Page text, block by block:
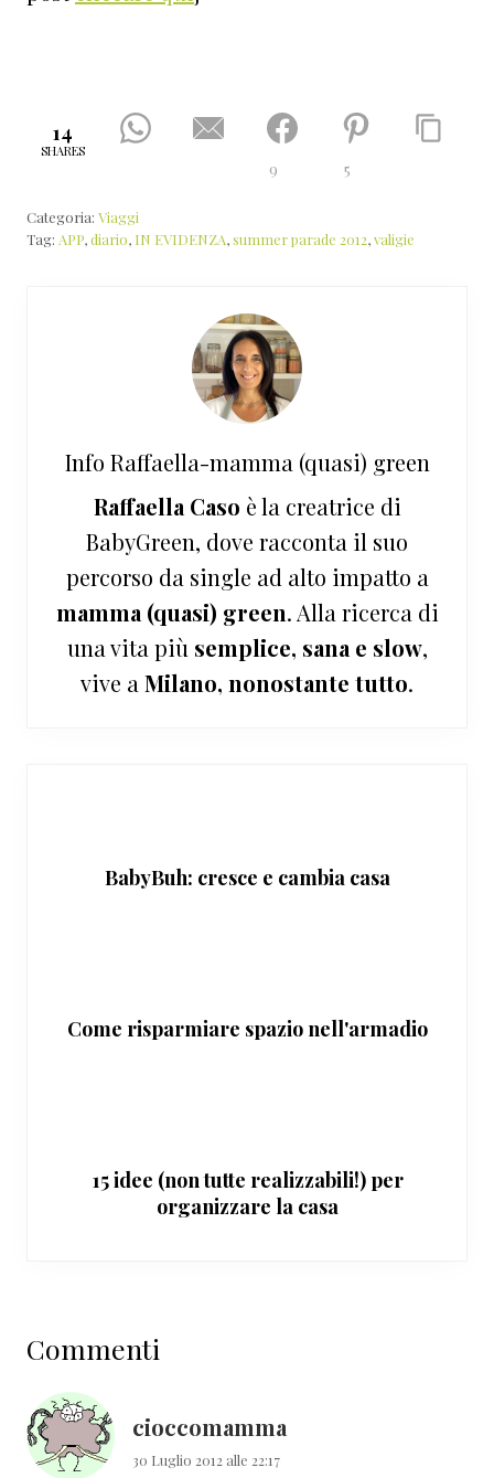
14
SHARES
9 5
Categoria: Viaggi
Tag: APP,diario, IN EVIDENZA,summer parade 2012,valigie
Info Raffaella-mamma (quasi) green
Raffaella Caso è la creatrice di
BabyGreen, dove racconta il suo
percorso da single ad alto impatto a
mamma (quasi) green. Alla ricerca di
una vita più semplice, sana e slow,
vive a Milano, nonostante tutto.
BabyBuh: cresce e cambia casa
Come risparmiare spazio nell'armadio
15 idee (non tutte realizzabili!) per
organizzare la casa
del
lettore
Commenti
cioccomamma
30 Luglio 2012 alle 22:17